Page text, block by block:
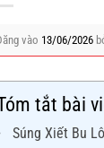
vào 13/06/2026
tắt bài
Súng Xiết Bu